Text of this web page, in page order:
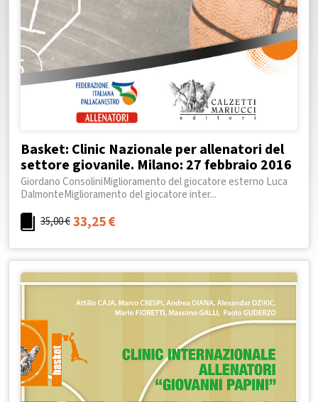
Basket: Clinic Nazionale per allenatori del
settore giovanile. Milano: 27 febbraio 2016
Giordano ConsoliniMiglioramento del giocatore esterno Luca
DalmonteMiglioramento del giocatore inter...
35,00€33,25€